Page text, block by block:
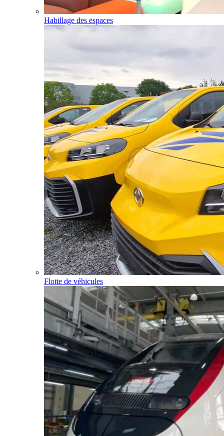
Habillage des espaces
Flotte de véhicules